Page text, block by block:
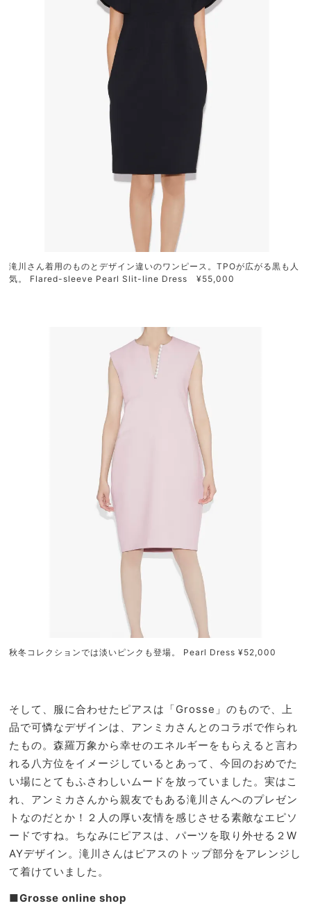
滝川さん着用のものとデザイン違いのワンピース。TPOが広がる黒も人
気。 Flared-sleeve Pearl Slit-line Dress ¥55,000
秋冬コレクションでは淡いピンクも登場。 Pearl Dress ¥52,000
そして、服に合わせたピアスは「Grosse」のもので、上
品で可憐なデザインは、アンミカさんとのコラボで作られ
たもの。森羅万象から幸せのエネルギーをもらえると言わ
れる八方位をイメージしているとあって、今回のおめでた
い場にとてもふさわしいムードを放っていました。実はこ
れ、アンミカさんから親友でもある滝川さんへのプレゼン
トなのだとか！２人の厚い友情を感じさせる素敵なエピソ
ードですね。ちなみにピアスは、パーツを取り外せる２W
AYデザイン。滝川さんはピアスのトップ部分をアレンジし
て着けていました。
■Grosse online shop